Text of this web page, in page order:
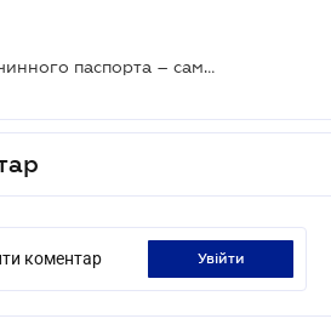
Літній майданчик без чинного паспорта – самовільний, навіть якщо дозволи продовжено
коментар увійти